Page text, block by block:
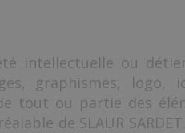
intellectuelle ou
graphismes, logo,
tout ou partie des
de SLAUR